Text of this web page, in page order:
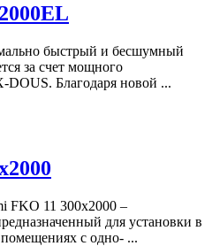
быстрый и бесшумный
за счет мощного
DOUS. Благодаря новой ...
FKO 11 300x2000 –
для установки в
с одно- ...